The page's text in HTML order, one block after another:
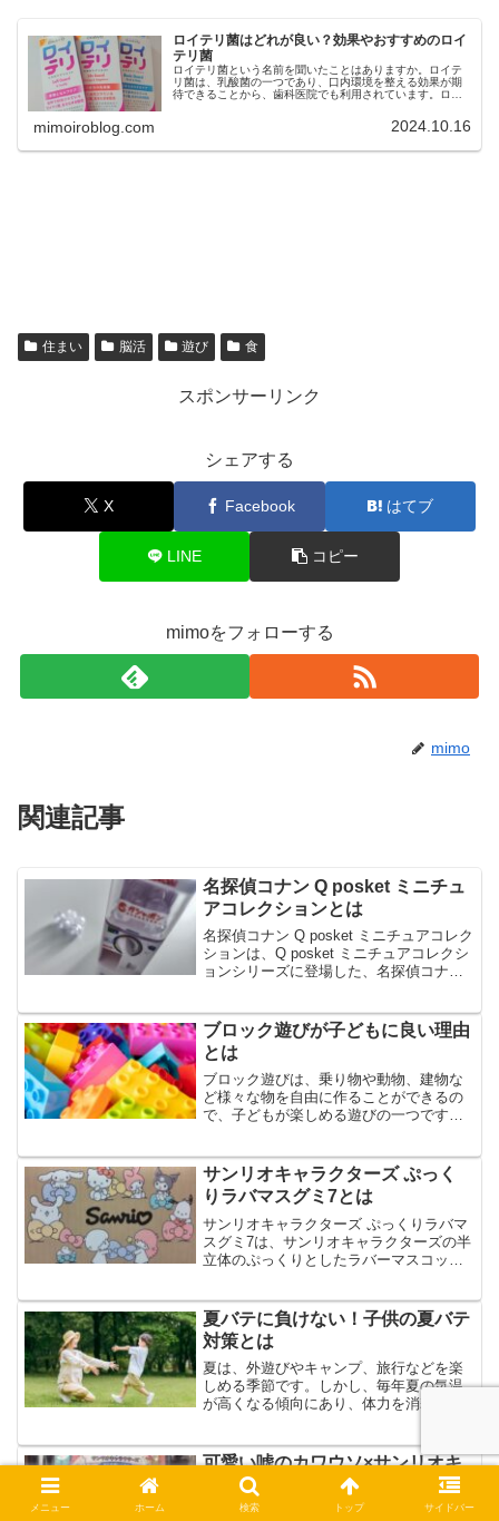
ロイテリ菌はどれが良い？効果やおすすめのロイ
テリ菌
ロイテリ菌という名前を聞いたことはありますか。ロイテ
リ菌は、乳酸菌の一つであり、口内環境を整える効果が期
待できることから、歯科医院でも利用されています。ロイ
mimoiroblog.com 2024.10.16
住まい 脳活 遊び 食
スポンサーリンク
シェアする
X Facebook はてブ
LINE コピー
mimoをフォローする
mimo
関連記事
名探偵コナン Q posket ミニチュ
アコレクションとは
名探偵コナン Q posket ミニチュアコレク
ションは、Q posket ミニチュアコレクシ
ョンシリーズに登場した、名探偵コナン
ティと世界観を再現...
ブロック遊びが子どもに良い理由
とは
ブロック遊びは、乗り物や動物、建物な
ど様々な物を自由に作ることができるの
で、子どもが楽しめる遊びの一つです。
響を与えると言われていますが、ブロッ
ク遊びが子どもに良い具体...
サンリオキャラクターズ ぷっく
りラバマスグミ7とは
サンリオキャラクターズ ぷっくりラバマ
スグミ7は、サンリオキャラクターズの半
立体のぷっくりとしたラバーマスコット
爽やかな夏をテーマにしたラバーマスコ
ットで、全16種...
夏バテに負けない！子供の夏バテ
対策とは
夏は、外遊びやキャンプ、旅行などを楽
しめる季節です。しかし、毎年夏の気温
が高くなる傾向にあり、体力を消耗して
とが難しいので、親や保護者の方が夏バ
テにならないように見守り...
可愛い嘘のカワウソ×サンリオキ
ャラクターズ おかおぬいぐるみ
メニュー ホーム 検索 トップ サイドバー